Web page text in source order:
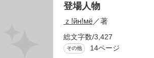
少し細かくプロフィールなども書いてあります。
見なくても本編の内容に支障はありません。
登場人物
ｚ!йн!мё／著
総文字数/3,427
その他 14ページ